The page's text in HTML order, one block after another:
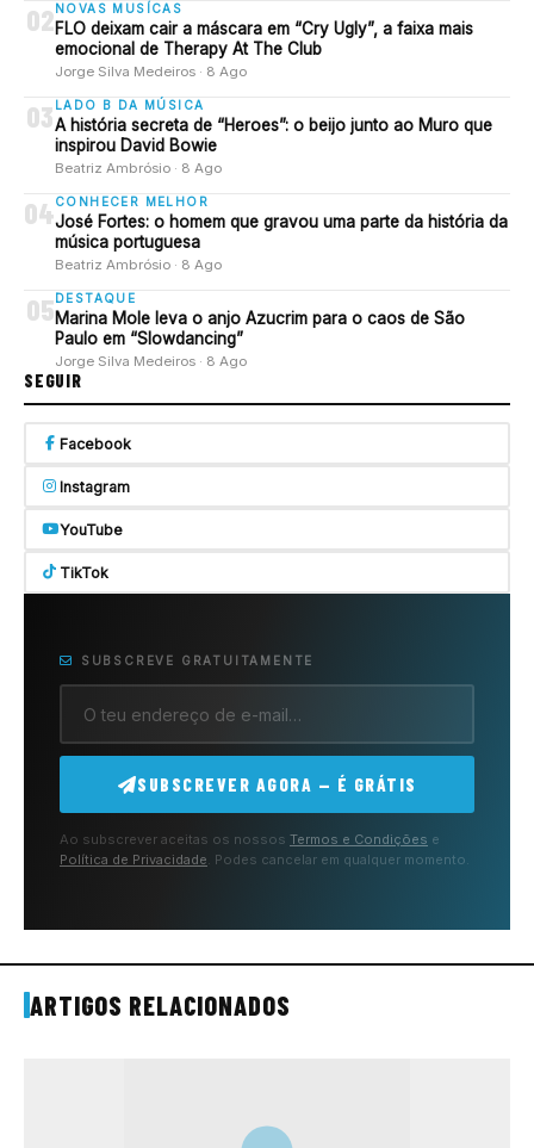
02 NOVAS MUSÍCAS
FLO deixam cair a máscara em “Cry Ugly”, a faixa mais
emocional de Therapy At The Club
Jorge Silva Medeiros · 8 Ago
03 LADO B DA MÚSICA
A história secreta de “Heroes”: o beijo junto ao Muro que
inspirou David Bowie
Beatriz Ambrósio · 8 Ago
04CONHECER MELHOR
José Fortes: o homem que gravou uma parte da história da
música portuguesa
Beatriz Ambrósio · 8 Ago
05 DESTAQUE
Marina Mole leva o anjo Azucrim para o caos de São
Paulo em “Slowdancing”
Jorge Silva Medeiros · 8 Ago
SEGUIR
Facebook
Instagram
YouTube
TikTok
SUBSCREVE GRATUITAMENTE
SUBSCREVER AGORA — É GRÁTIS
Ao subscrever aceitas os nossos Termos e Condições e
Política de Privacidade. Podes cancelar em qualquer momento.
ARTIGOS RELACIONADOS